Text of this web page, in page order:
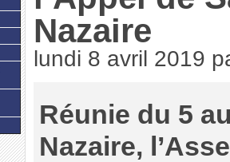
Nazaire
lundi 8 avril 2019
Réunie du 5
Nazaire,